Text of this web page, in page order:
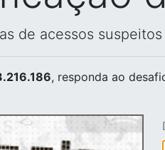
de acessos
, responda ao